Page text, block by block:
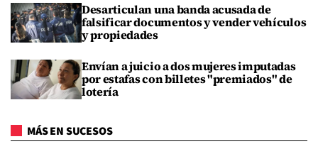
Desarticulan una banda acusada de
falsificar documentos y vender vehículos
y propiedades
Envían a juicio a dos mujeres imputadas
por estafas con billetes "premiados" de
lotería
MÁS EN SUCESOS